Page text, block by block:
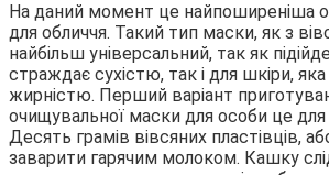
На даний момент це найпоширеніша
для обличчя. Такий тип маски, як з
найбільш універсальний, так як
страждає сухістю, так і для шкіри,
жирністю. Перший варіант
очищувальної маски для особи це для
Десять грамів вівсяних пластівців,
заварити гарячим молоком. Кашку